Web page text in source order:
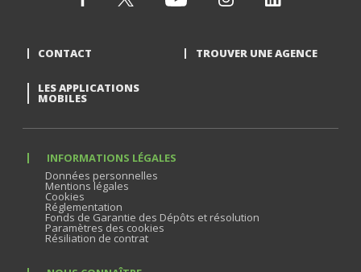
CONTACT TROUVER UNE AGENCE
LES APPLICATIONS
MOBILES
INFORMATIONS LÉGALES
Données personnelles
Mentions légales
Cookies
Réglementation
Fonds de Garantie des Dépôts et résolution
Paramètres des cookies
Résiliation de contrat